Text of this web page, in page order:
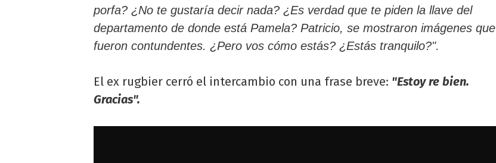
porfa? ¿No te gustaría decir nada? ¿Es verdad que te piden la llave del
departamento de donde está Pamela? Patricio, se mostraron imágenes que
fueron contundentes. ¿Pero vos cómo estás? ¿Estás tranquilo?".
El ex rugbier cerró el intercambio con una frase breve: "Estoy re bien.
Gracias".